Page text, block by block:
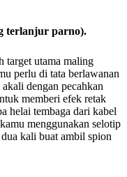
terlanjur parno).
target utama maling
perlu di tata berlawanan
dengan pecahkan
memberi efek retak
helai tembaga dari kabel
menggunakan selotip
kali buat ambil spion